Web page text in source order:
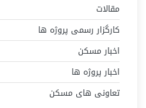
مقالات
کارگزار رسمی پروژه ها
اخبار مسکن
اخبار پروژه ها
تعاونی های مسکن